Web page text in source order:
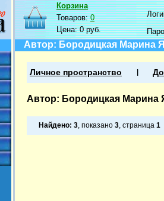
Корзина
Товаров:0
Цена:0 руб.
Автор: Бородицкая Марина
Личное пространство
Автор: Бородицкая Марина
Найдено: 3, показано 3, страница 1